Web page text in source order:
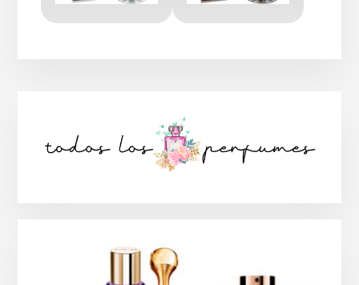
lateral